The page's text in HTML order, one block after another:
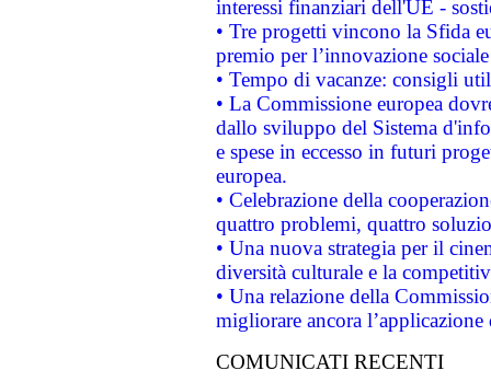
interessi finanziari dell'UE -
• Tre progetti vincono la Sfida
premio per l’innovazione sociale
• Tempo di vacanze: consigli
• La Commissione europea
dallo sviluppo del Sistema
e spese in eccesso in futuri
europea.
• Celebrazione della
quattro problemi, quattro
• Una nuova strategia per il
diversità culturale e la
• Una relazione della
migliorare ancora
COMUNICATI RECENTI